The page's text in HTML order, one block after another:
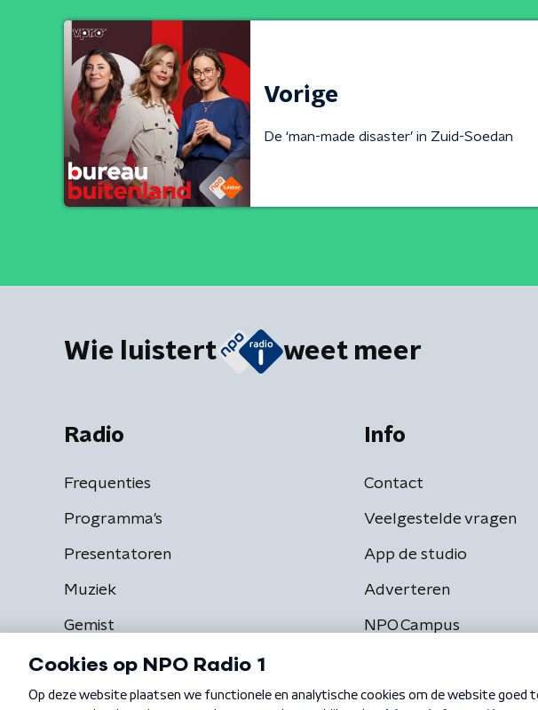
Vorige
De ‘man-made disaster’ in Zuid-Soedan
Wie luistert weet meer
Radio
Frequenties
Programma's
Presentatoren
Muziek
Gemist
Info
Contact
Veelgestelde vragen
App de studio
Adverteren
NPO Campus